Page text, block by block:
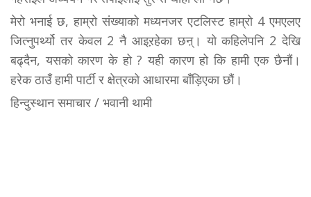
मेरो भनाई छ, हाम्रो संख्याको मध्यनजर एटलिस्ट हाम्रो 4 एमएलए
जित्नुपर्थ्यो तर केवल 2 नै आइऱहेका छऩ्। यो कहिलेपनि 2 देखि
बढ्दैन, यसको कारण के हो ? यही कारण हो कि हामी एक छैनौं।
हरेक ठाउँ हामी पार्टी र क्षेत्रको आधारमा बाँड़िएका छौं।
हिन्दुस्थान समाचार / भवानी थामी